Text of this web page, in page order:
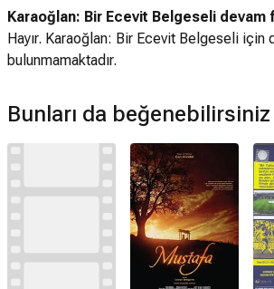
Karaoğlan: Bir Ecevit Belgeseli devam
Hayır. Karaoğlan: Bir Ecevit Belgeseli için
bulunmamaktadır.
Bunları da beğenebilirsiniz